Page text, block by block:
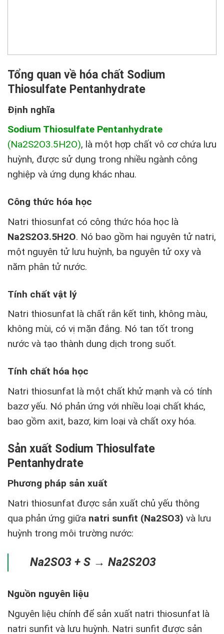
Tổng quan về hóa chất Sodium
Thiosulfate Pentanhydrate
Định nghĩa
Sodium Thiosulfate Pentanhydrate
(Na2S2O3.5H2O), là một hợp chất vô cơ chứa lưu
huỳnh, được sử dụng trong nhiều ngành công
nghiệp và ứng dụng khác nhau.
Công thức hóa học
Natri thiosunfat có công thức hóa học là
Na2S2O3.5H2O. Nó bao gồm hai nguyên tử natri,
một nguyên tử lưu huỳnh, ba nguyên tử oxy và
năm phân tử nước.
Tính chất vật lý
Natri thiosunfat là chất rắn kết tinh, không màu,
không mùi, có vị mặn đắng. Nó tan tốt trong
nước và tạo thành dung dịch trong suốt.
Tính chất hóa học
Natri thiosunfat là một chất khử mạnh và có tính
bazơ yếu. Nó phản ứng với nhiều loại chất khác,
bao gồm axit, bazơ, kim loại và chất oxy hóa.
Sản xuất Sodium Thiosulfate
Pentanhydrate
Phương pháp sản xuất
Natri thiosunfat được sản xuất chủ yếu thông
qua phản ứng giữa natri sunfit (Na2SO3) và lưu
huỳnh trong môi trường nước:
Na2SO3 + S → Na2S2O3
Nguồn nguyên liệu
Nguyên liệu chính để sản xuất natri thiosunfat là
natri sunfit và lưu huỳnh. Natri sunfit được sản